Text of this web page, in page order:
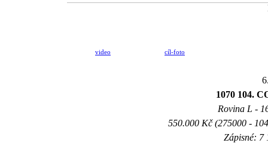
video cíl-foto
1070 104.
Rovina L -
550.000 Kč (275000 -
Zápisné: 7